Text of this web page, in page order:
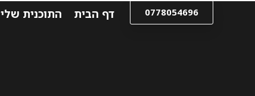
0778054696 דף הבית התוכנית שלי